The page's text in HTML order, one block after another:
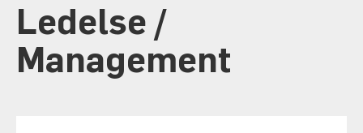
Ledelse /
Management